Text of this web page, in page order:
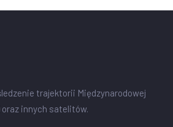
trajektorii Międzynarodowej
innych satelitów.